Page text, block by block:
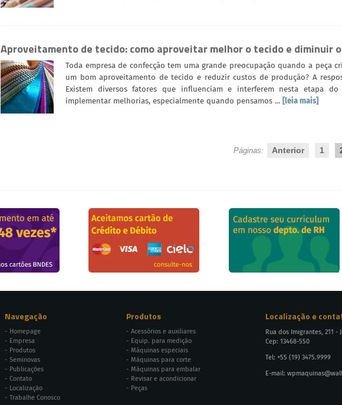
Aproveitamento de tecido: como aproveitar melhor o tecido e diminuir
Toda empresa de confecção tem uma grande preocupação quando a peça
um bom aproveitamento de tecido e reduzir custos de produção? A
Existem diversos fatores que influenciam e interferem nesta etapa
implementar melhorias, especialmente quando pensamos ...
[leia mais]
Páginas: Anterior 1
Navegação
Homepage
Empresa
Produtos
Seminovas
Publicações
Contato
Localização
Trabalhe Conosco
Produtos
Acessórios e auxiliares
Equip. para medição
Máquinas especiais
Máquinas para corte
Máquinas para embalar
Revisar e acondicionar
Peças
Localização e
Rua dos Imigrantes, 211 -
Cep: 13468-550
Tel: +55 (19) 3475.9999
E-mail: